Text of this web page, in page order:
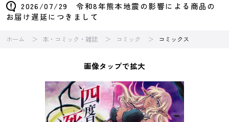
2026/07/29 令和8年熊本地震の影響による商品の
お届け遅延につきまして
ホーム 本・コミック・雑誌 コミック コミックス
画像タップで拡大